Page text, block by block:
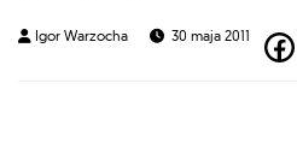
Igor Warzocha 30 maja 2011